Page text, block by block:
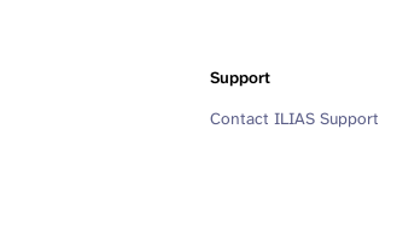
Support
Contact ILIAS Support